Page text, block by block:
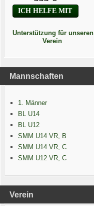
Unterstützung für unseren
Verein
Mannschaften
1. Männer
BL U14
BL U12
SMM U14 VR, B
SMM U14 VR, C
SMM U12 VR, C
Verein